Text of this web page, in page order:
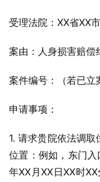
受理法院：XX省XX
案由：人身损害赔偿
案件编号：（若已立
申请事项：
1. 请求贵院依法调
位置：例如，东门
年XX月XX日XX时